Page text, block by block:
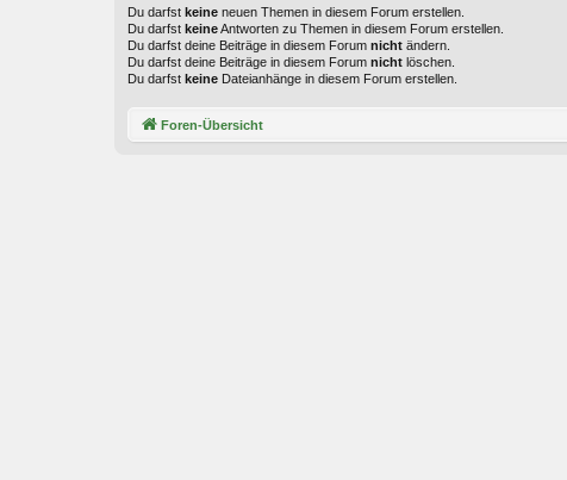
Du darfst keine neuen Themen in diesem Forum erstellen.
Du darfst keineAntworten zu Themen in diesem Forum erstellen.
Du darfst deine Beiträge in diesem Forum nicht ändern.
Du darfst deine Beiträge in diesem Forum nicht löschen.
Du darfst keine Dateianhänge in diesem Forum erstellen.
Foren-Übersicht